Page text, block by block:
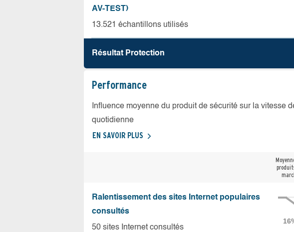
AV-TEST)
13.521 échantillons utilisés
Résultat Protection
Performance
Influence moyenne du produit de sécurité sur la vitesse
quotidienne
EN SAVOIR PLUS
Ralentissement des sites Internet populaires
consultés
50 sites Internet consultés